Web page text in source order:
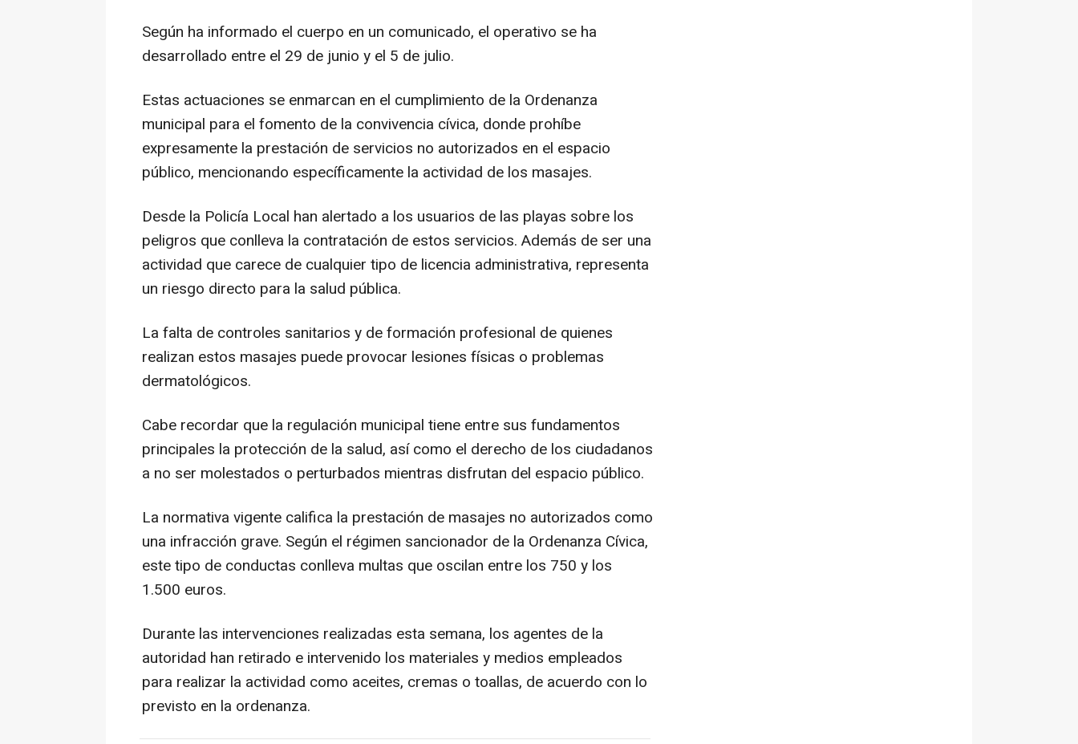
Según ha informado el cuerpo en un comunicado, el operativo se ha
desarrollado entre el 29 de junio y el 5 de julio.
Estas actuaciones se enmarcan en el cumplimiento de la Ordenanza
municipal para el fomento de la convivencia cívica, donde prohíbe
expresamente la prestación de servicios no autorizados en el espacio
público, mencionando específicamente la actividad de los masajes.
Desde la Policía Local han alertado a los usuarios de las playas sobre los
peligros que conlleva la contratación de estos servicios. Además de ser una
actividad que carece de cualquier tipo de licencia administrativa, representa
un riesgo directo para la salud pública.
La falta de controles sanitarios y de formación profesional de quienes
realizan estos masajes puede provocar lesiones físicas o problemas
dermatológicos.
Cabe recordar que la regulación municipal tiene entre sus fundamentos
principales la protección de la salud, así como el derecho de los ciudadanos
a no ser molestados o perturbados mientras disfrutan del espacio público.
La normativa vigente califica la prestación de masajes no autorizados como
una infracción grave. Según el régimen sancionador de la Ordenanza Cívica,
este tipo de conductas conlleva multas que oscilan entre los 750 y los
1.500 euros.
Durante las intervenciones realizadas esta semana, los agentes de la
autoridad han retirado e intervenido los materiales y medios empleados
para realizar la actividad como aceites, cremas o toallas, de acuerdo con lo
previsto en la ordenanza.